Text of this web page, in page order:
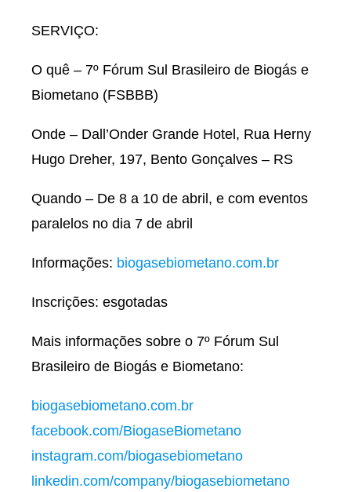
SERVIÇO:
O quê – 7º Fórum Sul Brasileiro de Biogás e
Biometano (FSBBB)
Onde – Dall’Onder Grande Hotel, Rua Herny
Hugo Dreher, 197, Bento Gonçalves – RS
Quando – De 8 a 10 de abril, e com eventos
paralelos no dia 7 de abril
Informações: biogasebiometano.com.br
Inscrições: esgotadas
Mais informações sobre o 7º Fórum Sul
Brasileiro de Biogás e Biometano:
biogasebiometano.com.br
facebook.com/BiogaseBiometano
instagram.com/biogasebiometano
linkedin.com/company/biogasebiometano